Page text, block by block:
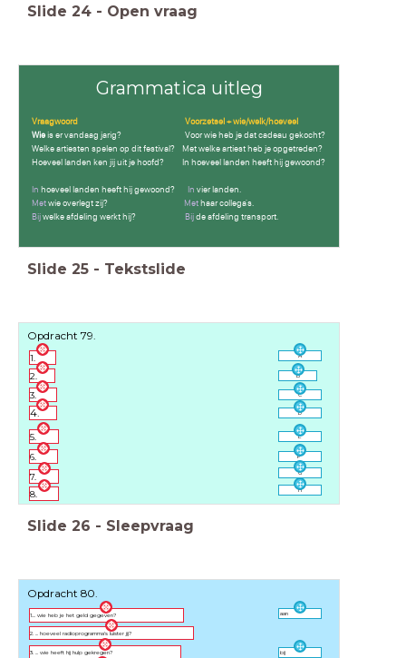
Slide 24 - Open vraag
Grammatica uitleg
Vraagwoord Voorzetsel + wie/welk/hoeveel
Wieis er vandaag jarig? Voor wie heb je dat cadeau gekocht?
Welke artiesten spelen op dit festival? Met welke artiest heb je opgetreden?
Hoeveel landen ken jij uit je hoofd? In hoeveel landen heeft hij gewoond?
In hoeveel landen heeft hij gewoond? In vier landen.
Metwie overlegt zij? Methaar collega's.
Bijwelke afdeling werkt hij? Bijde afdeling transport.
Slide 25 - Tekstslide
Opdracht 79.
1.
2.
3.
4.
5.
6.
7.
8.
A
B
C
D
E
F
G
H
Slide 26 - Sleepvraag
Opdracht 80.
1.... wie heb je het geld gegeven?
2. ... hoeveel radioprogramma's luister jij?
3. ... wie heeft hij hulp gekregen?
aan
bij